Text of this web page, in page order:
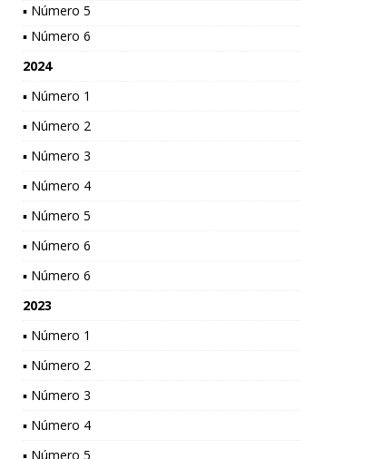
▪ Número 5
▪ Número 6
2024
▪ Número 1
▪ Número 2
▪ Número 3
▪ Número 4
▪ Número 5
▪ Número 6
▪ Número 6
2023
▪ Número 1
▪ Número 2
▪ Número 3
▪ Número 4
▪ Número 5